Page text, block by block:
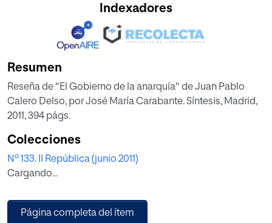
Indexadores
Resumen
Reseña de "El Gobierno de la anarquía" de Juan Pablo
Calero Delso, por José María Carabante. Síntesis, Madrid,
2011, 394 págs.
Colecciones
Nº 133. II República (junio 2011)
Cargando...
Página completa del ítem